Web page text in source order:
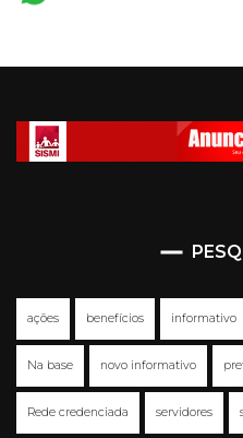
ações benefícios informativo
Na base novo informativo
Rede credenciada servidores